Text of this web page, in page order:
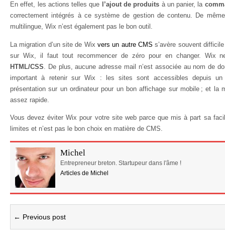
En effet, les actions telles que l’ajout de produits à un panier, la
correctement intégrés à ce système de gestion de contenu. De
multilingue, Wix n’est également pas le bon outil.
La migration d’un site de Wix vers un autre CMS s’avère souvent
sur Wix, il faut tout recommencer de zéro pour en changer. Wix
HTML/CSS . De plus, aucune adresse mail n’est associée au nom de
important à retenir sur Wix : les sites sont accessibles depuis
présentation sur un ordinateur pour un bon affichage sur mobile ; et la
assez rapide.
Vous devez éviter Wix pour votre site web parce que mis à part sa
limites et n’est pas le bon choix en matière de CMS.
Michel
Entrepreneur breton. Startupeur dans l'âme !
Articles de Michel
← Previous post